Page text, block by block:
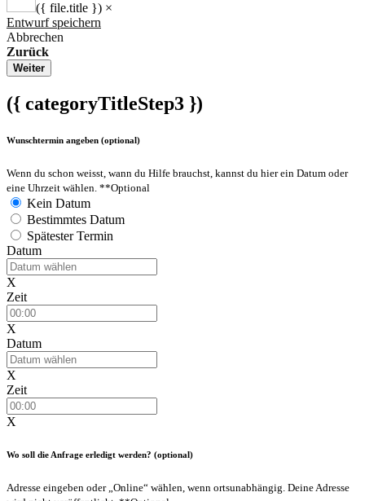
({ file.title }) ×
Entwurf speichern
Abbrechen
Zurück
Weiter
({ categoryTitleStep3 })
Wunschtermin angeben (optional)
Wenn du schon weisst, wann du Hilfe brauchst, kannst du hier ein Datum oder
eine Uhrzeit wählen. **Optional
Kein Datum
Bestimmtes Datum
Spätester Termin
Datum
X
Zeit
X
Datum
X
Zeit
X
Wo soll die Anfrage erledigt werden? (optional)
Adresse eingeben oder „Online“ wählen, wenn ortsunabhängig. Deine Adresse